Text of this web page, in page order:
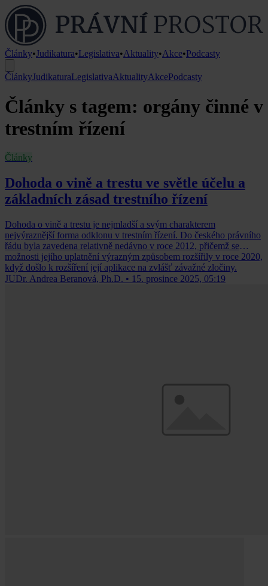
Články•Judikatura•Legislativa•Aktuality•Akce•Podcasty
ČlánkyJudikaturaLegislativaAktualityAkcePodcasty
Články s tagem: orgány činné v
trestním řízení
Články
Dohoda o vině a trestu ve světle účelu a
základních zásad trestního řízení
Dohoda o vině a trestu je nejmladší a svým charakterem
nejvýraznější forma odklonu v trestním řízení. Do českého právního
řádu byla zavedena relativně nedávno v roce 2012, přičemž se
možnosti jejího uplatnění výrazným způsobem rozšířily v roce 2020,
když došlo k rozšíření její aplikace na zvlášť závažné zločiny.
JUDr. Andrea Beranová, Ph.D. • 15. prosince 2025, 05:19